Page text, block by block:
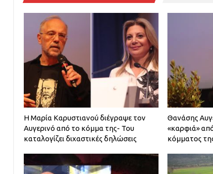
Η Μαρία Καρυστιανού διέγραψε τον
Αυγερινό από το κόμμα της- Του
καταλογίζει διχαστικές δηλώσεις
Θανάσης
«καρφιά»
κόμματος